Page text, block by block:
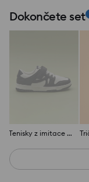
Dokončete set
Tenisky z imitace kůže